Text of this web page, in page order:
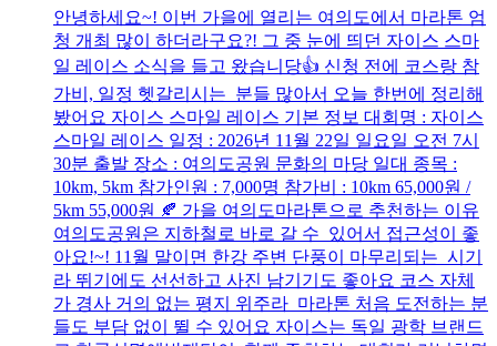
안녕하세요~! 이번 가을에 열리는 여의도에서 마라톤 엄
청 개최 많이 하더라구요?! 그 중 눈에 띄던 자이스 스마
일 레이스 소식을 들고 왔습니당👍 신청 전에 코스랑 참
가비, 일정 헷갈리시는 분들 많아서 오늘 한번에 정리해
봤어요 자이스 스마일 레이스 기본 정보 대회명 : 자이스
스마일 레이스 일정 : 2026년 11월 22일 일요일 오전 7시
30분 출발 장소 : 여의도공원 문화의 마당 일대 종목 :
10km, 5km 참가인원 : 7,000명 참가비 : 10km 65,000원 /
5km 55,000원 🍂 가을 여의도마라톤으로 추천하는 이유
여의도공원은 지하철로 바로 갈 수 있어서 접근성이 좋
아요!~! 11월 말이면 한강 주변 단풍이 마무리되는 시기
라 뛰기에도 선선하고 사진 남기기도 좋아요 코스 자체
가 경사 거의 없는 평지 위주라 마라톤 처음 도전하는 분
들도 부담 없이 뛸 수 있어요 자이스는 독일 광학 브랜드